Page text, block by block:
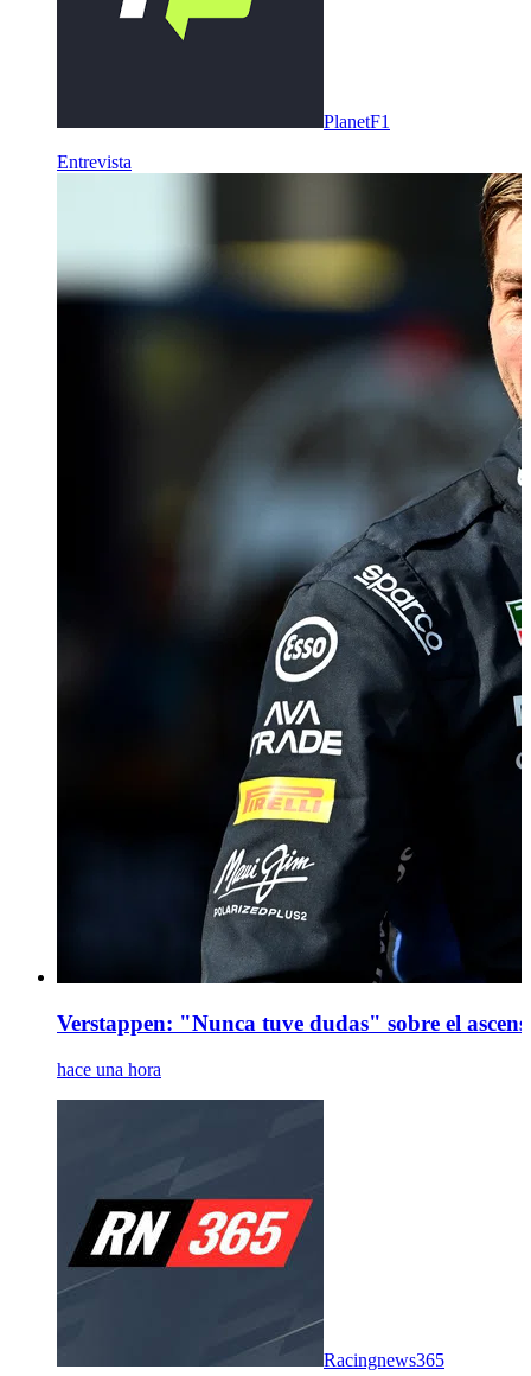
PlanetF1
Entrevista
Verstappen: "Nunca tuve dudas" sobre el
hace una hora
Racingnews365